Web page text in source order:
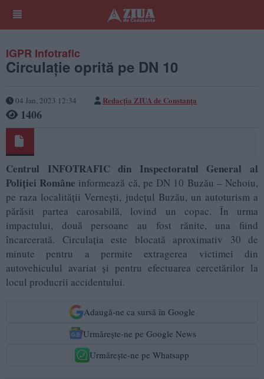
IGPR Infotrafic
Circulație oprită pe DN 10
04 Jan, 2023 12:34 Redacția ZIUA de Constanța
1406
Centrul INFOTRAFIC din Inspectoratul General al
Poliţiei Române informează că, pe DN 10 Buzău – Nehoiu,
pe raza localității Vernești, județul Buzău, un autoturism a
părăsit partea carosabilă, lovind un copac. În urma
impactului, două persoane au fost rănite, una fiind
încarcerată. Circulația este blocată aproximativ 30 de
minute pentru a permite extragerea victimei din
autovehiculul avariat și pentru efectuarea cercetărilor la
locul producrii accidentului.
Adaugă-ne ca sursă în Google
Urmărește-ne pe Google News
Urmărește-ne pe Whatsapp